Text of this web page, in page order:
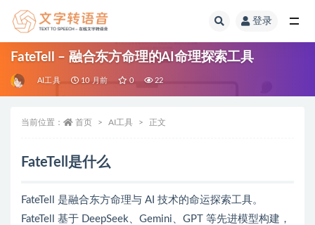
登录
FateTell – 融合东方命理的AI命理探索工具
AI工具 10 月前 0 22
当前位置： 首页 AI工具 正文
FateTell是什么
FateTell 是融合东方命理与 AI 技术的命运探索工具。
FateTell 基于 DeepSeek、Gemini、GPT 等先进模型构建，